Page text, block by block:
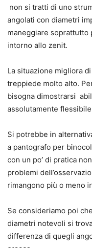
non si tratti di uno
angolati con diametri
maneggiare soprattutto
intorno allo zenit.
La situazione migliora
treppiede molto alto.
bisogna dimostrarsi
assolutamente
Si potrebbe in
a pantografo per
con un po’ di pratica
problemi
rimangono più o meno
Se consideriamo poi
diametri notevoli si
differenza di quegli